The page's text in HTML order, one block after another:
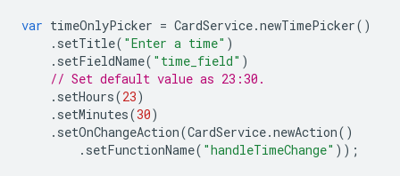
var timeOnlyPicker = CardService.newTimePicker()
. setTitle( "Enter a time" )
. setFieldName( "time_field" )
// Set default value as 23:30.
. setHours(23)
. setMinutes(30)
. setOnChangeAction(CardService.newAction()
. setFunctionName( "handleTimeChange" ));